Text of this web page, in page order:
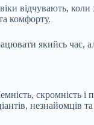
відчувають,
комфорту.
якийсь час,
скромність
незнайомців та